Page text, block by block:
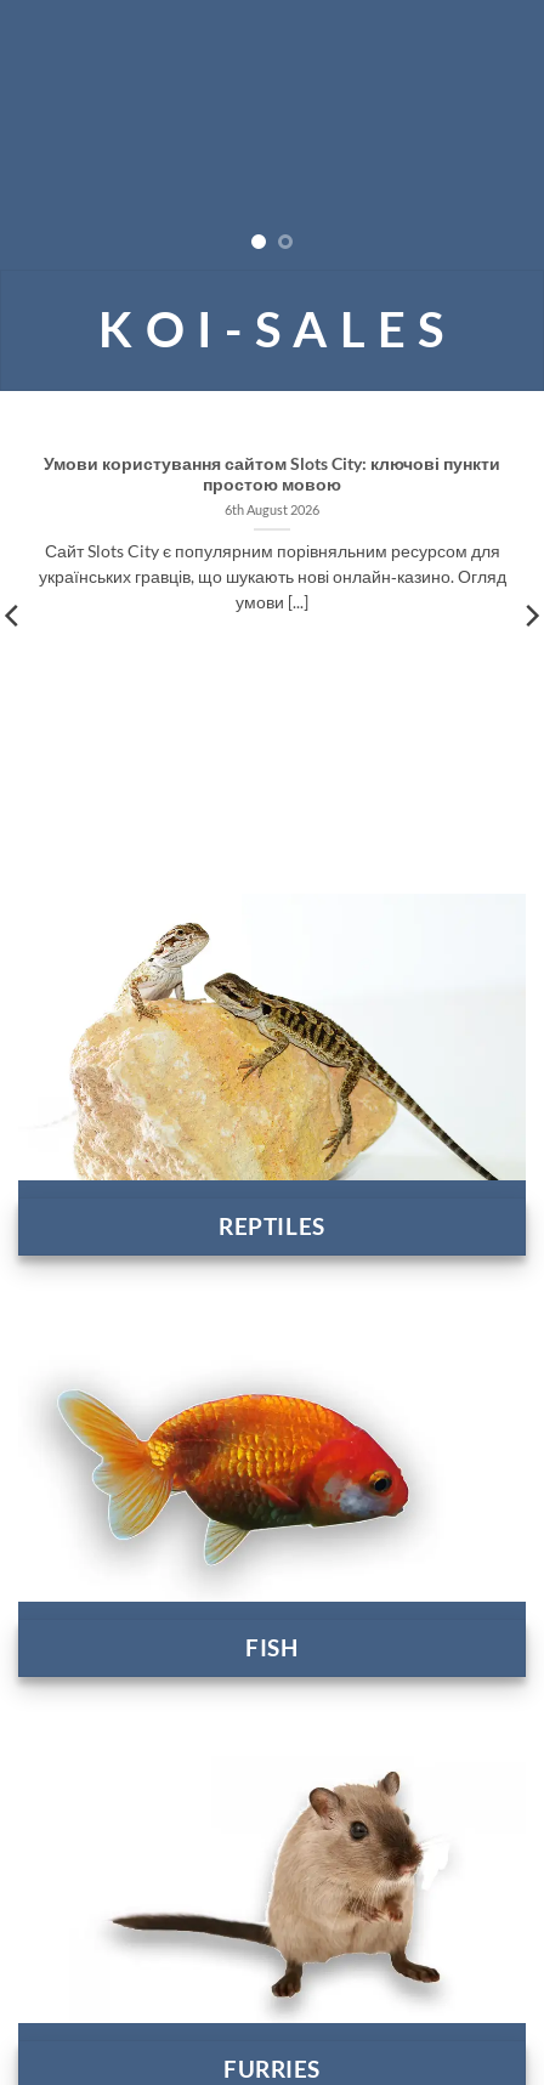
K O I - S A L E S
Умови користування сайтом Slots City: ключові пункти
простою мовою
6th August 2026
Сайт Slots City є популярним порівняльним ресурсом для
українських гравців, що шукають нові онлайн‑казино. Огляд
умови [...]
REPTILES
FISH
FURRIES